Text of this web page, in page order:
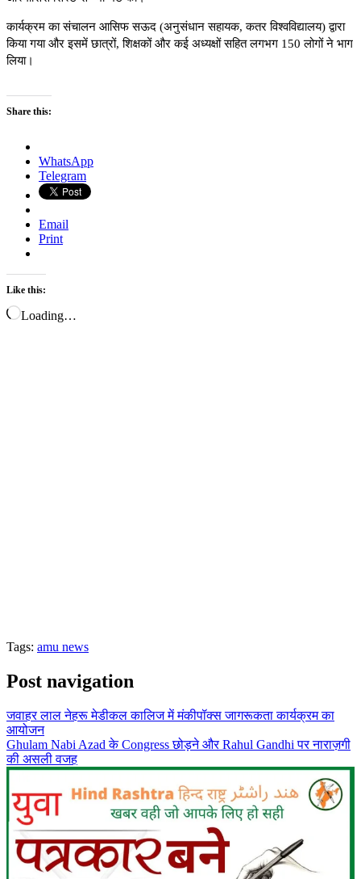
कार्यक्रम का संचालन आसिफ सऊद (अनुसंधान सहायक, कतर विश्वविद्यालय) द्वारा
किया गया और इसमें छात्रों, शिक्षकों और कई अध्यक्षों सहित लगभग 150 लोगों ने भाग
लिया।
Share this:
WhatsApp
Telegram
Email
Print
Like this:
Loading…
Tags: amu news
Post navigation
जवाहर लाल नेहरू मेडीकल कालिज में मंकीपॉक्स जागरूकता कार्यक्रम का
आयोजन
Ghulam Nabi Azad के Congress छोड़ने और Rahul Gandhi पर नाराज़गी
की असली वजह